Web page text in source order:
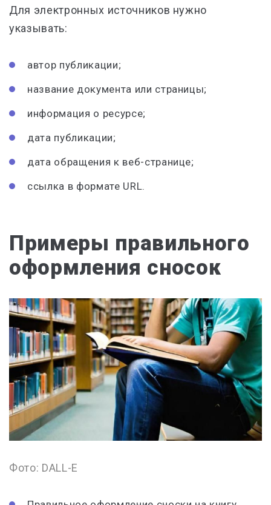
Для электронных источников нужно
указывать:
автор публикации;
название документа или страницы;
информация о ресурсе;
дата публикации;
дата обращения к веб-странице;
ссылка в формате URL.
Примеры правильного
оформления сносок
Фото: DALL-E